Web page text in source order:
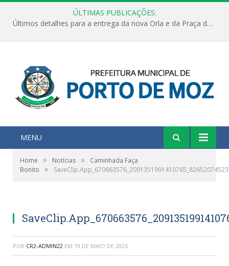
ÚLTIMAS PUBLICAÇÕES:
Últimos detalhes para a entrega da nova Orla e da Praça do Praião
MENU
Home » Notícias »
Caminhada Faça
Bonito
»
POR CR2-ADMIN22 EM 19 DE MAIO DE 2026